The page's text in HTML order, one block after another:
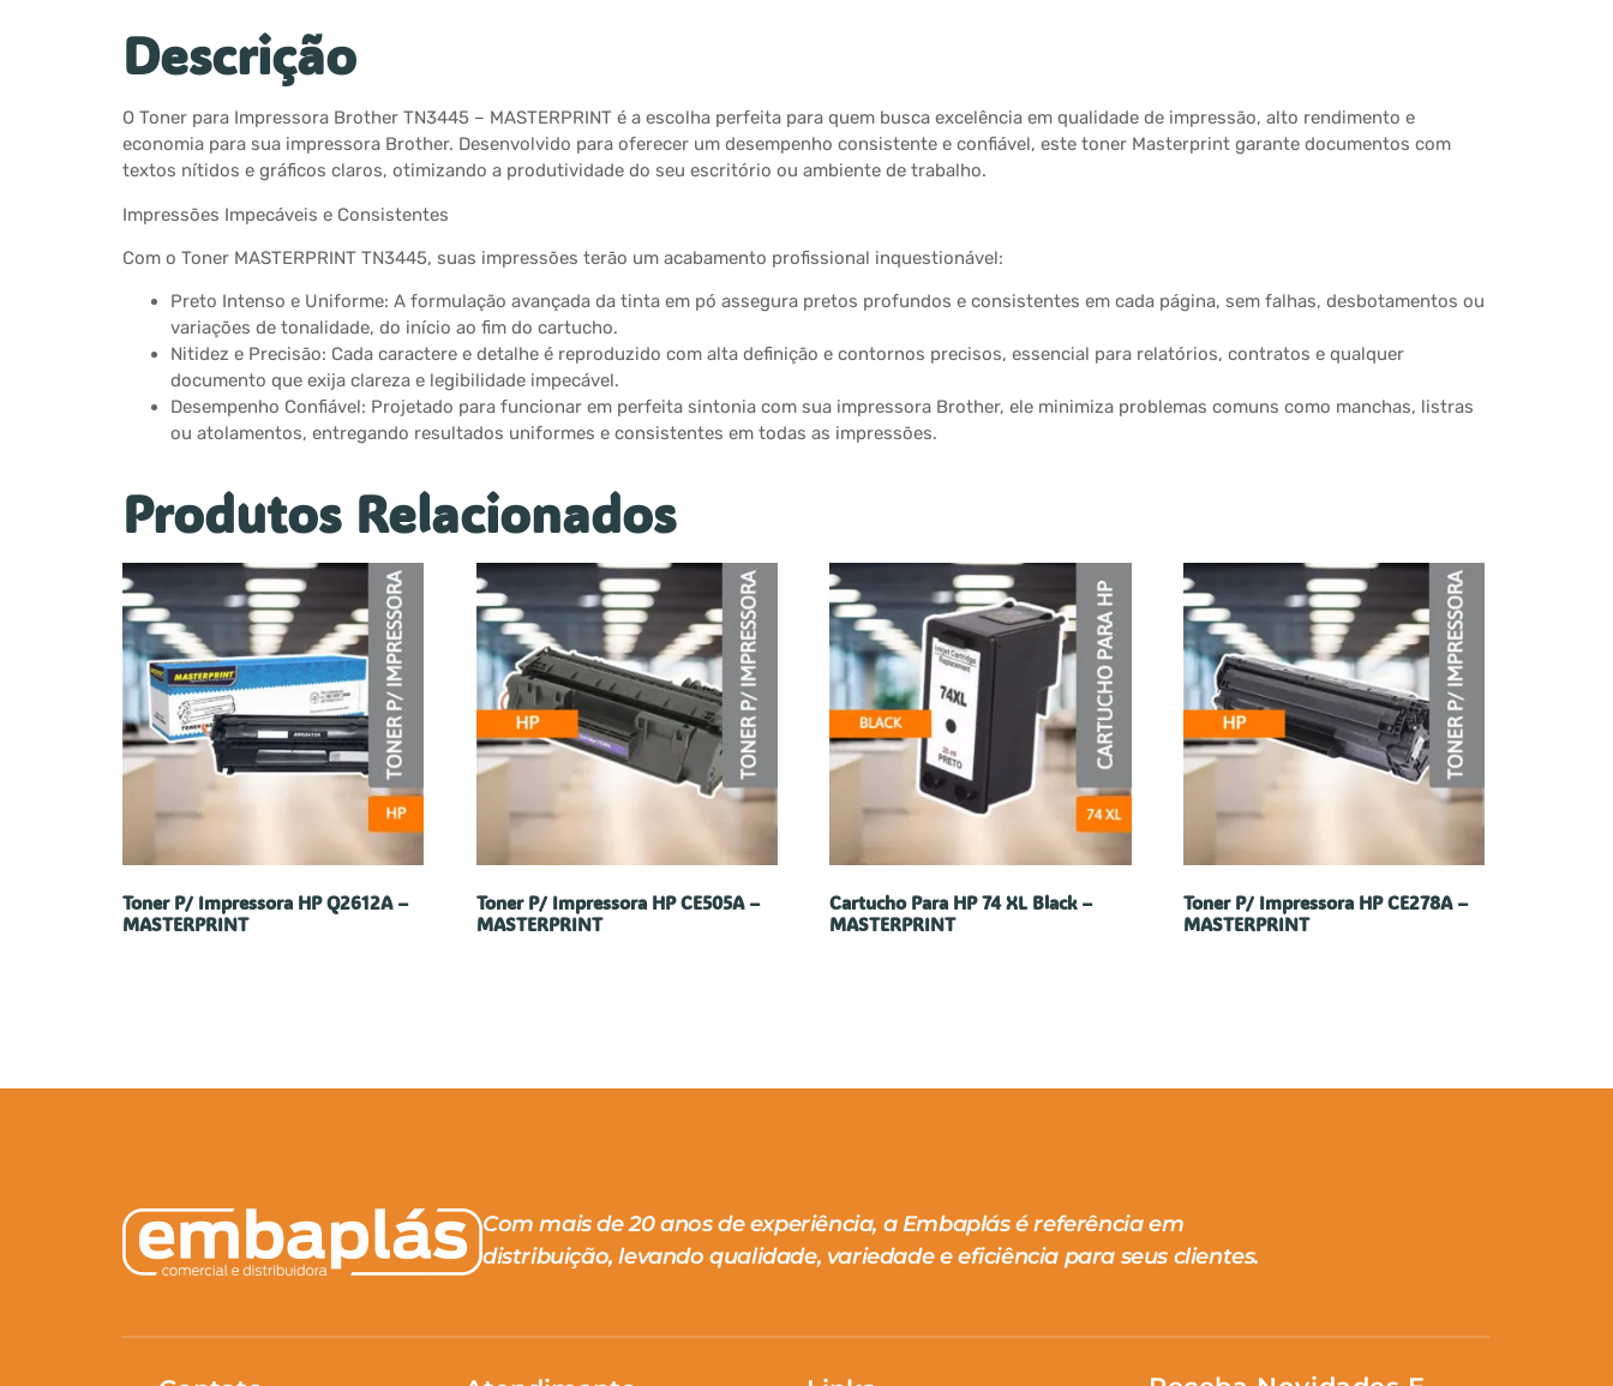
Descrição
O Toner para Impressora Brother TN3445 – MASTERPRINT é a escolha perfeita para quem busca excelência em qualidade de impressão, alto rendimento e
economia para sua impressora Brother. Desenvolvido para oferecer um desempenho consistente e confiável, este toner Masterprint garante documentos com
textos nítidos e gráficos claros, otimizando a produtividade do seu escritório ou ambiente de trabalho.
Impressões Impecáveis e Consistentes
Com o Toner MASTERPRINT TN3445, suas impressões terão um acabamento profissional inquestionável:
Preto Intenso e Uniforme: A formulação avançada da tinta em pó assegura pretos profundos e consistentes em cada página, sem falhas, desbotamentos ou
variações de tonalidade, do início ao fim do cartucho.
Nitidez e Precisão: Cada caractere e detalhe é reproduzido com alta definição e contornos precisos, essencial para relatórios, contratos e qualquer
documento que exija clareza e legibilidade impecável.
Desempenho Confiável: Projetado para funcionar em perfeita sintonia com sua impressora Brother, ele minimiza problemas comuns como manchas, listras
ou atolamentos, entregando resultados uniformes e consistentes em todas as impressões.
Produtos Relacionados
Toner P/ Impressora HP Q2612A –
MASTERPRINT
Toner P/ Impressora HP CE505A –
MASTERPRINT
Cartucho Para HP 74 XL Black –
MASTERPRINT
Toner P/ Impressora HP CE278A –
MASTERPRINT
Com mais de 20 anos de experiência, a Embaplás é referência em
distribuição, levando qualidade, variedade e eficiência para seus clientes.